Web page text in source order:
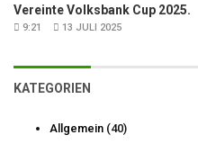
Vereinte Volksbank Cup 2025.
9:21 13 JULI 2025
KATEGORIEN
Allgemein (40)